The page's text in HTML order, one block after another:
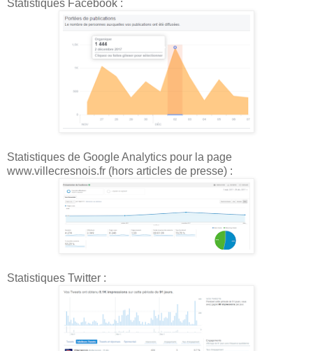
Statistiques Facebook :
Statistiques de Google Analytics pour la page
www.villecresnois.fr (hors articles de presse) :
Statistiques Twitter :